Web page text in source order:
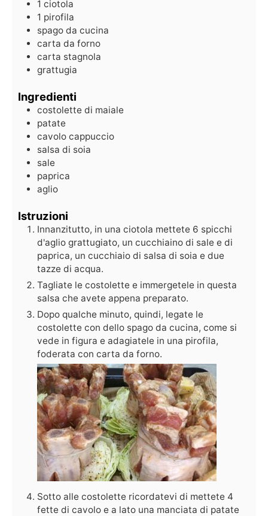
1 ciotola
1 pirofila
spago da cucina
carta da forno
carta stagnola
grattugia
Ingredienti
costolette di maiale
patate
cavolo cappuccio
salsa di soia
sale
paprica
aglio
Istruzioni
Innanzitutto, in una ciotola mettete 6 spicchi
d'aglio grattugiato, un cucchiaino di sale e di
paprica, un cucchiaio di salsa di soia e due
tazze di acqua.
Tagliate le costolette e immergetele in questa
salsa che avete appena preparato.
Dopo qualche minuto, quindi, legate le
costolette con dello spago da cucina, come si
vede in figura e adagiatele in una pirofila,
foderata con carta da forno.
Sotto alle costolette ricordatevi di mettete 4
fette di cavolo e a lato una manciata di patate